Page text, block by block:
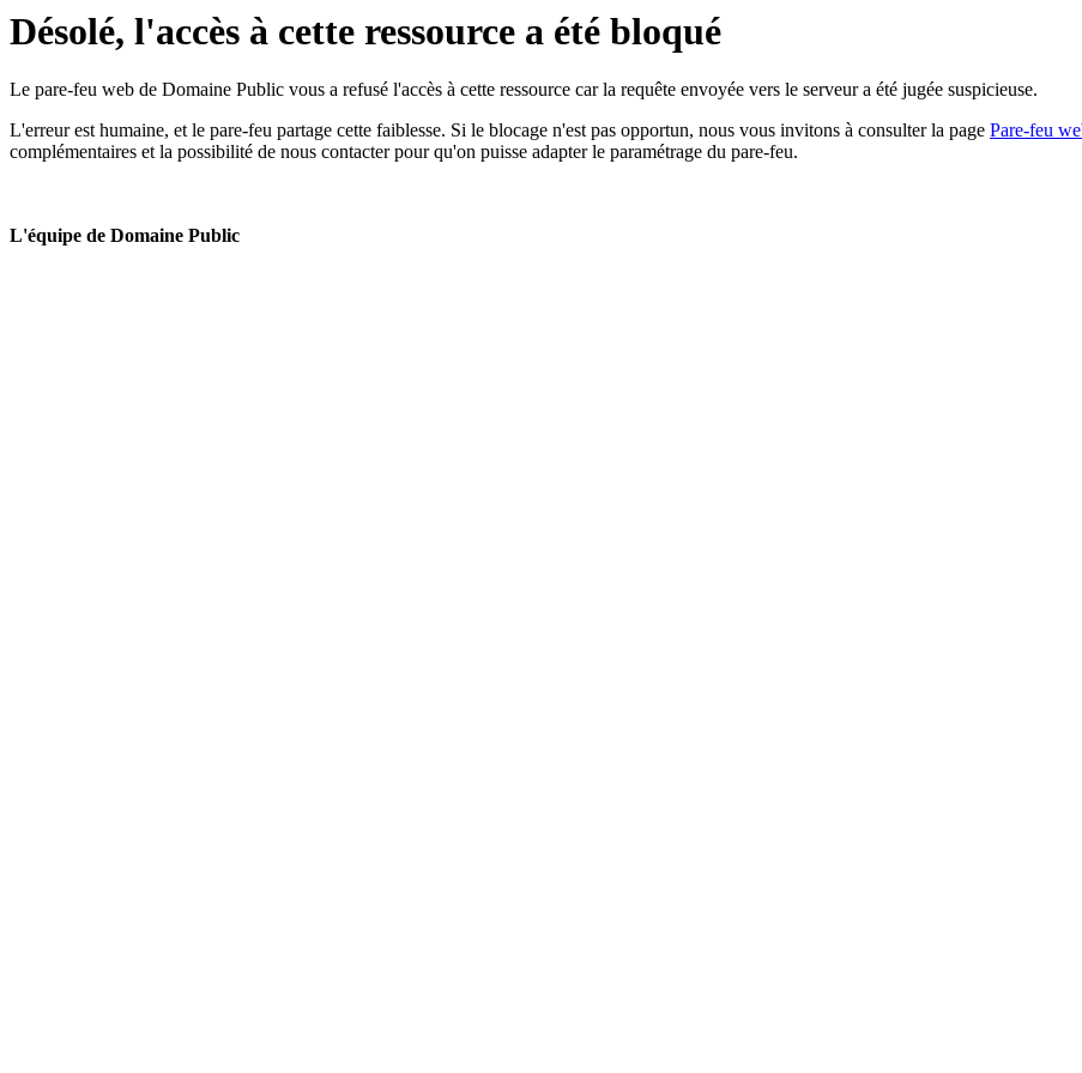
Désolé, l'accès à cette ressource a été bloqué
Le pare-feu web de Domaine Public vous a refusé l'accès à cette ressource car la requête envoyée vers le serveur a été jugée suspicieuse.
L'erreur est humaine, et le pare-feu partage cette faiblesse. Si le blocage n'est pas opportun, nous vous invitons à consulter la page Pare-feu
complémentaires et la possibilité de nous contacter pour qu'on puisse adapter le paramétrage du pare-feu.
L'équipe de Domaine Public